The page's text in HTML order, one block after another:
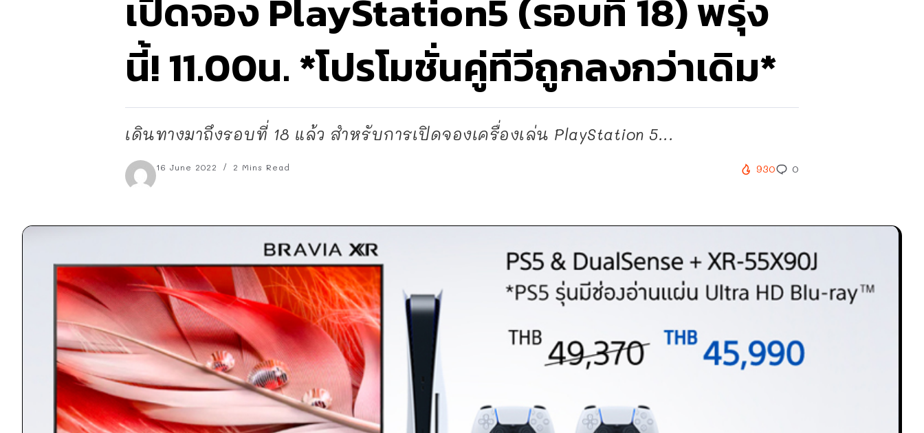
เปิดจอง PlayStation5 (รอบที่ 18) พรุ่ง
นี้! 11.00น. *โปรโมชั่นคู่ทีวีถูกลงกว่าเดิม*
เดินทางมาถึงรอบที่ 18 แล้ว สำหรับการเปิดจองเครื่องเล่น PlayStation 5...
16 June 2022 2 Mins Read 930 0